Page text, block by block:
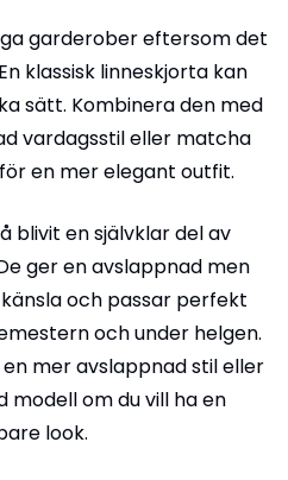
garderober eftersom det
klassisk linneskjorta kan
sätt. Kombinera den med
vardagsstil eller matcha
en mer elegant outfit.
blivit en självklar del av
ger en avslappnad men
och passar perfekt
och under helgen.
mer avslappnad stil eller
om du vill ha en
look.